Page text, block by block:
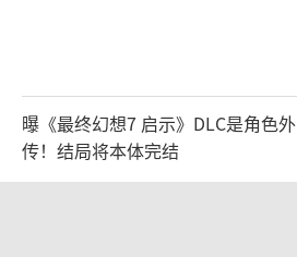
曝《最终幻想7 启示》DLC是角色外
传！结局将本体完结
2026-08-03 09:48:34